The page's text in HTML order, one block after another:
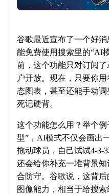
谷歌最近宣布了一个好
能免费使用搜索里的“AI
前，这个功能只对订阅了
户开放。现在，只要你
态图表，甚至还能手动
死记硬背。
这个功能怎么用？举个
型”，AI模式不仅会画出
拖动球员，自己试试4-3-
还会给你补充一堆背景
合防守。谷歌说，这背
图像能力，相当于给搜索